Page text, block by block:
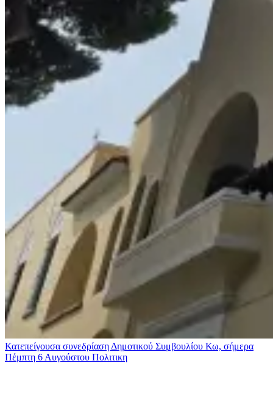
Κατεπείγουσα συνεδρίαση Δημοτικού Συμβουλίου Κω, σήμερα
Πέμπτη 6 Αυγούστου Πολιτικη